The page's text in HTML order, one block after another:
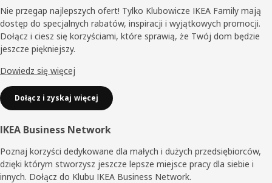
Nie przegap najlepszych ofert! Tylko Klubowicze IKEA Family mają
dostęp do specjalnych rabatów, inspiracji i wyjątkowych promocji.
Dołącz i ciesz się korzyściami, które sprawią, że Twój dom będzie
jeszcze piękniejszy.
Dowiedz się więcej
Dołącz i zyskaj więcej
IKEA Business Network
Poznaj korzyści dedykowane dla małych i dużych przedsiębiorców,
dzięki którym stworzysz jeszcze lepsze miejsce pracy dla siebie i
innych. Dołącz do Klubu IKEA Business Network.